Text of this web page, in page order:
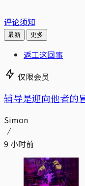
评论须知
最新 更多
返工这回事
仅限会员
辅导是迎向他者
Simon
9 小时前